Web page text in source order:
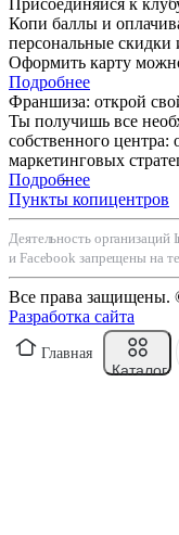
Копи баллы и
персональные скидки
Оформить карту
Подробнее
Франшиза: открой
Ты получишь все
собственного центра:
маркетинговых
Подробнее
Пункты копицентров
Деятельность организаций
и Facebook запрещены на
Все права защищены.
Разработка сайта
Главная
Каталог